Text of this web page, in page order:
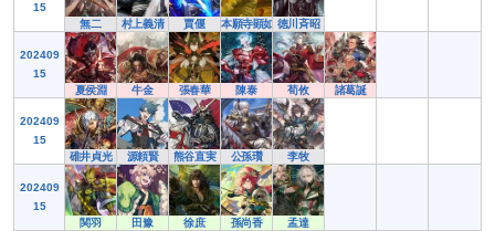
15
無二
村上義清 賈偃 本願寺顕如 徳川斉昭
202409
15
夏侯淵
牛金 張春華 陳泰 荀攸 諸葛誕
202409
15
碓井貞光
源頼賢 熊谷直実 公孫瓚 李牧
202409
15
関羽
田豫 徐庶 孫尚香 孟達